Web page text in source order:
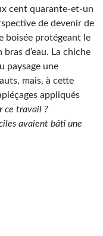
cent quarante-et-un
de devenir de
boisée protégeant le
d’eau. La chiche
paysage une
mais, à cette
appliqués
ce travail ?
avaient bâti une